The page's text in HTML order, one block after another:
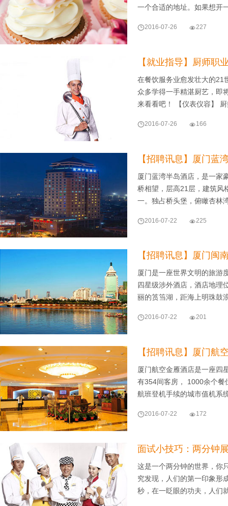
一个合适的地址。如果想
2016-07-26 227
【就业指导】厨师职
在餐饮服务业愈发壮大的21
众多学得一手精湛厨艺，即
来看看吧！ 【仪表仪容】
2016-07-26 166
【招聘讯息】厦门蓝
厦门蓝湾半岛酒店，是一家
桥相望，层高21层，建筑风
一。独占桥头堡，俯瞰杏
2016-07-22 225
【招聘讯息】厦门闽
厦门是一座世界文明的旅游
四星级涉外酒店，酒店地理
丽的筼筜湖，距海上明珠
2016-07-22 201
【招聘讯息】厦门航
厦门航空金雁酒店是一座四
有354间客房， 1000余个餐
航班登机手续的城市值机
2016-07-22 172
面试小技巧：两分钟
这是一个两分钟的世界，你
究发现，人们的第一印象形
秒，在一眨眼的功夫，人